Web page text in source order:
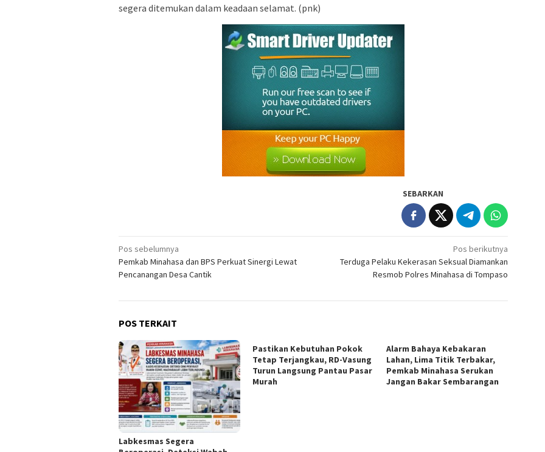
segera ditemukan dalam keadaan selamat. (pnk)
SEBARKAN
Navigasi
pos
Pos sebelumnya
Pemkab Minahasa dan BPS Perkuat Sinergi Lewat
Pencanangan Desa Cantik
Pos berikutnya
Terduga Pelaku Kekerasan Seksual Diamankan
Resmob Polres Minahasa di Tompaso
POS TERKAIT
Labkesmas Segera
Pastikan Kebutuhan Pokok
Tetap Terjangkau, RD-Vasung
Turun Langsung Pantau Pasar
Murah
Alarm Bahaya Kebakaran
Lahan, Lima Titik Terbakar,
Pemkab Minahasa Serukan
Jangan Bakar Sembarangan